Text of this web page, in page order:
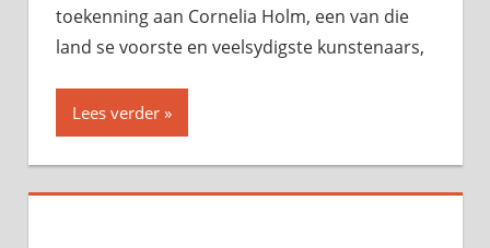
toekenning aan Cornelia Holm, een van die
land se voorste en veelsydigste kunstenaars,
Lees verder